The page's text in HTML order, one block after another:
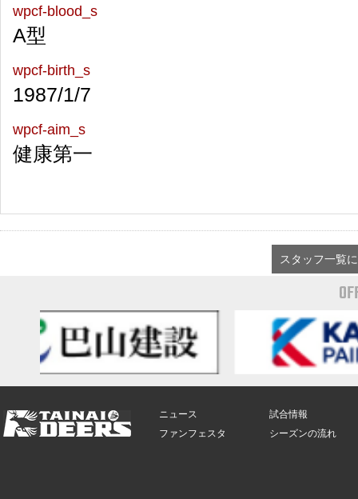
wpcf-blood_s
A型
wpcf-birth_s
1987/1/7
wpcf-aim_s
健康第一
スタッフ一覧
ニュース
ファンフェスタ
試合情報
シーズンの流れ